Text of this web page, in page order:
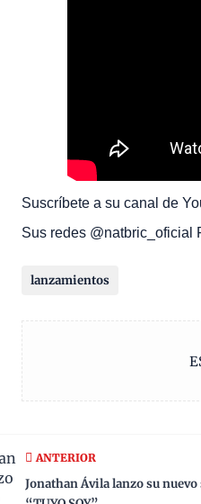
Suscríbete a su canal de
Sus redes @natbric_oficial
lanzamientos
ANTERIOR
Jonathan Ávila lanzo su